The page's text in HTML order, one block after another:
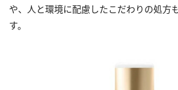
や、人と環境に配慮したこだわりの処方
す。